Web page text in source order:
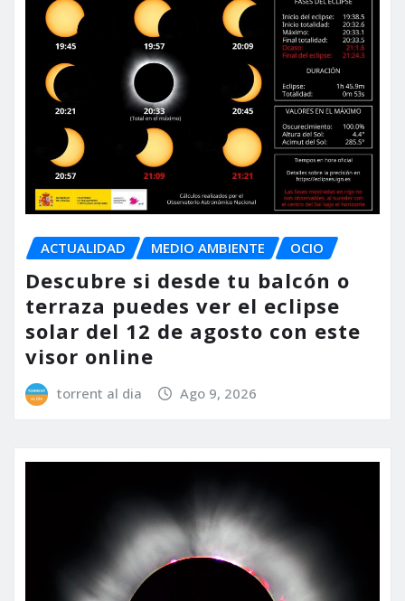
ACTUALIDAD MEDIO AMBIENTE OCIO
Descubre si desde tu balcón o
terraza puedes ver el eclipse
solar del 12 de agosto con este
visor online
torrent al dia Ago 9, 2026